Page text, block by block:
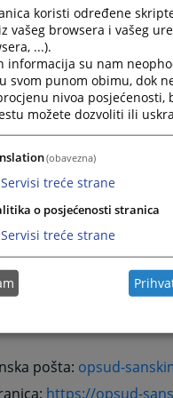
025;
knjižni ured:
428;
u Ključu
br: 1
136;
pošta: opsud-
https://opsud-
koristi određene
vašeg browsera i vašeg
...).
informacija su nam
svom punom obimu, dok
nivoa posjećenosti,
možete dozvoliti ili
(obavezna)
Servisi treće strane
o posjećenosti stranica
Servisi treće strane